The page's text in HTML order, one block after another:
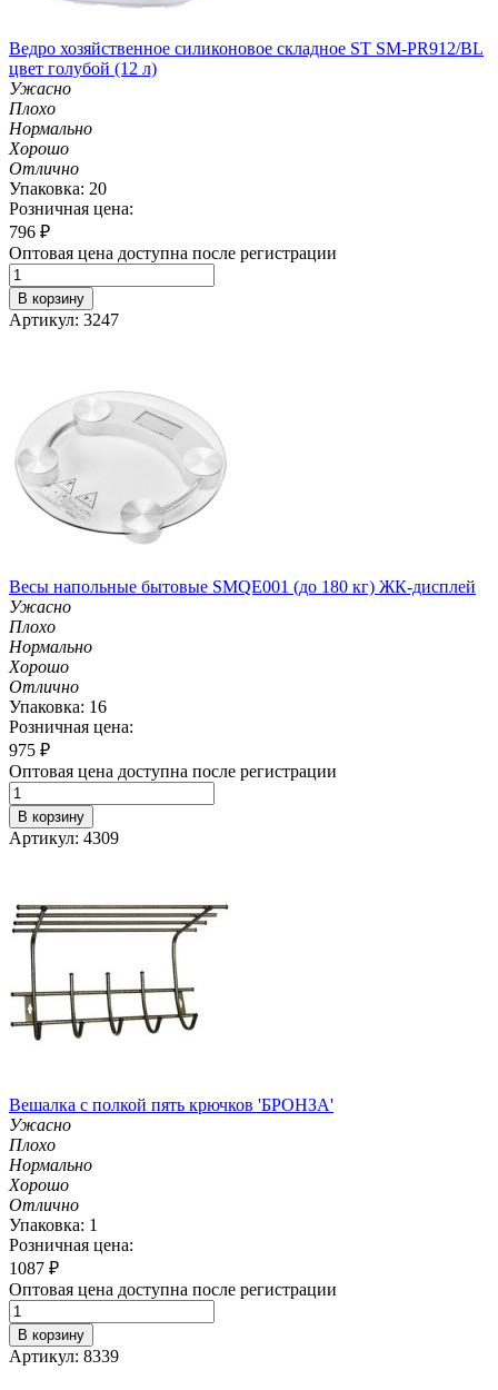
Ведро хозяйственное силиконовое складное ST SM-PR912/BL
цвет голубой (12 л)
Ужасно
Плохо
Нормально
Хорошо
Отлично
Упаковка: 20
Розничная цена:
796 ₽
Оптовая цена доступна после регистрации
В корзину
Артикул: 3247
Весы напольные бытовые SMQE001 (до 180 кг) ЖК-дисплей
Ужасно
Плохо
Нормально
Хорошо
Отлично
Упаковка: 16
Розничная цена:
975 ₽
Оптовая цена доступна после регистрации
В корзину
Артикул: 4309
Вешалка с полкой пять крючков 'БРОНЗА'
Ужасно
Плохо
Нормально
Хорошо
Отлично
Упаковка: 1
Розничная цена:
1087 ₽
Оптовая цена доступна после регистрации
В корзину
Артикул: 8339